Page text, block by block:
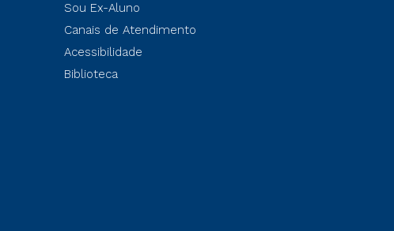
Sou Ex-Aluno
Canais de Atendimento
Acessibilidade
Biblioteca